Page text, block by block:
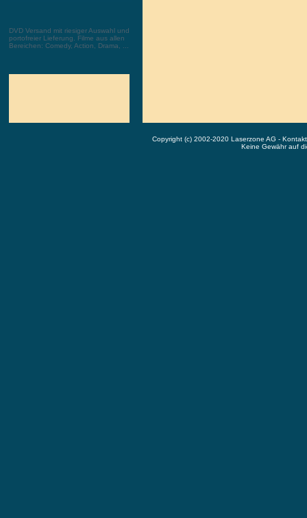
DVD Versand mit riesiger Auswahl und
portofreier Lieferung. Filme aus allen
Bereichen: Comedy, Action, Drama, ...
Copyright (c) 2002-2020 Laserzone AG -
Keine Gewähr auf